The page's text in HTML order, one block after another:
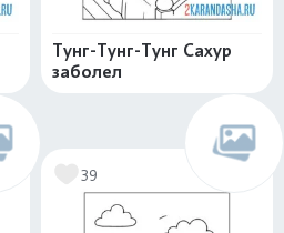
Тунг-Тунг-Тунг Сахур
заболел
39